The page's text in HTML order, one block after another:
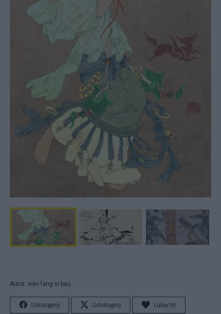
Autor: wen fang si bao
Udostępnij Udostępnij Lubię to!